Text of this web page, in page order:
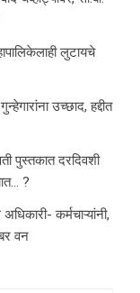
लुटायचे
उच्छाद, हद्दीत
पुस्तकात दरदिवशी
?
कर्मचाऱ्यांनी,
वन